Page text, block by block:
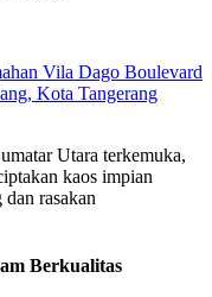
Vila Dago Boulevard
Kota Tangerang
Utara terkemuka,
kaos impian
dan rasakan
Berkualitas